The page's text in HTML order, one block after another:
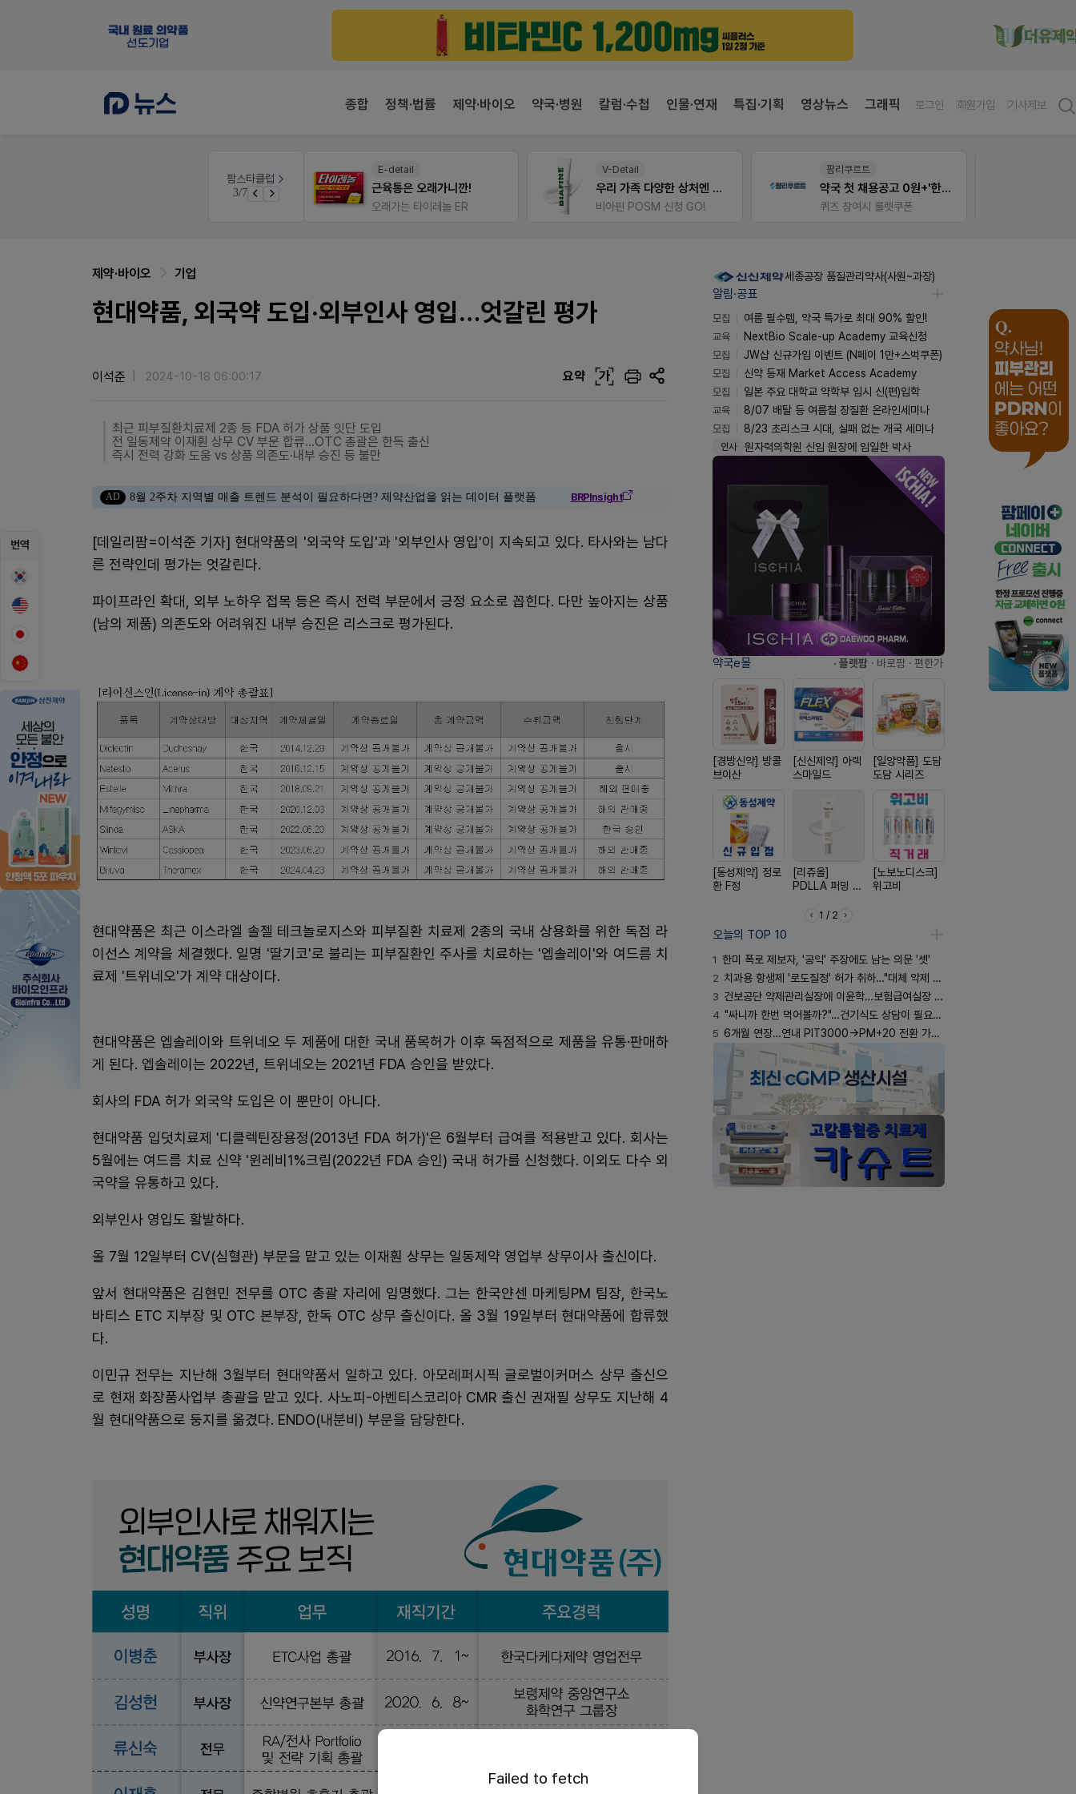
종합 정책·법률 제약·바이오 약국·병원 칼럼·수첩 인물·연재 특집·기획 영상뉴스 그래픽 로그인 회원가입 기사제보
팜스타클럽
3/7
이달의 약국 신제품(8월호)
E-detail
근육통은 오래가니깐!
오래가는 타이레놀 ER
V-Detail
우리 가족 다양한 상처엔 비아핀!
비아핀 POSM 신청 GO!
팜리쿠르트
약국 첫 채용공고 0원+'한번 더' 무료 연장
퀴즈 참여시 룰렛쿠폰
번역
제약·바이오 기업
현대약품, 외국약 도입·외부인사 영입…엇갈린 평가
이석준 2024-10-18 06:00:17 요약 가
최근 피부질환치료제 2종 등 FDA 허가 상품 잇단 도입
전 일동제약 이재훤 상무 CV 부문 합류…OTC 총괄은 한독 출신
즉시 전력 강화 도움 vs 상품 의존도·내부 승진 등 불만
AD 8월 2주차 지역별 매출 트렌드 분석이 필요하다면? 제약산업을 읽는 데이터 플랫폼 BRPInsight
[데일리팜=이석준 기자] 현대약품의 '외국약 도입'과 '외부인사 영입'이 지속되고 있다. 타사와는 남다
른 전략인데 평가는 엇갈린다.
파이프라인 확대, 외부 노하우 접목 등은 즉시 전력 부문에서 긍정 요소로 꼽힌다. 다만 높아지는 상품
(남의 제품) 의존도와 어려워진 내부 승진은 리스크로 평가된다.
현대약품은 최근 이스라엘 솔젤 테크놀로지스와 피부질환 치료제 2종의 국내 상용화를 위한 독점 라
이선스 계약을 체결했다. 일명 '딸기코'로 불리는 피부질환인 주사를 치료하는 '엡솔레이'와 여드름 치
료제 '트위네오'가 계약 대상이다.
현대약품은 엡솔레이와 트위네오 두 제품에 대한 국내 품목허가 이후 독점적으로 제품을 유통·판매하
게 된다. 엡솔레이는 2022년, 트위네오는 2021년 FDA 승인을 받았다.
회사의 FDA 허가 외국약 도입은 이 뿐만이 아니다.
현대약품 입덧치료제 '디클렉틴장용정(2013년 FDA 허가)'은 6월부터 급여를 적용받고 있다. 회사는
5월에는 여드름 치료 신약 '윈레비1%크림(2022년 FDA 승인) 국내 허가를 신청했다. 이외도 다수 외
국약을 유통하고 있다.
외부인사 영입도 활발하다.
올 7월 12일부터 CV(심혈관) 부문을 맡고 있는 이재훤 상무는 일동제약 영업부 상무이사 출신이다.
앞서 현대약품은 김현민 전무를 OTC 총괄 자리에 임명했다. 그는 한국얀센 마케팅PM 팀장, 한국노
바티스 ETC 지부장 및 OTC 본부장, 한독 OTC 상무 출신이다. 올 3월 19일부터 현대약품에 합류했
다.
이민규 전무는 지난해 3월부터 현대약품서 일하고 있다. 아모레퍼시픽 글로벌이커머스 상무 출신으
로 현재 화장품사업부 총괄을 맡고 있다. 사노피-아벤티스코리아 CMR 출신 권재필 상무도 지난해 4
월 현대약품으로 둥지를 옮겼다. ENDO(내분비) 부문을 담당한다.
세종공장 품질관리약사(사원~과장)
알림·공표
모집
여름 필수템, 약국 특가로 최대 90% 할인!
교육
NextBio Scale-up Academy 교육신청
모집
JW샵 신규가입 이벤트 (N페이 1만+스벅쿠폰)
모집
신약 등재 Market Access Academy
모집
일본 주요 대학교 약학부 입시 신(편)입학
교육
8/07 배탈 등 여름철 장질환 온라인세미나
모집
8/23 초리스크 시대, 실패 없는 개국 세미나
인사 원자력의학원 신임 원장에 임일한 박사
약국e몰 · 플랫팜 · 바로팜 · 편한가
[경방신약] 방콜
브이산
[신신제약] 아렉
스마일드
[일양약품] 도담
도담 시리즈
[동성제약] 정로
환 F정
[리쥬올]
PDLLA 퍼밍 크
[노보노디스크]
위고비
1 / 2
오늘의 TOP 10
1 한미 폭로 제보자, '공익' 주장에도 남는 의문 '셋'
2 치과용 항생제 '로도질정' 허가 취하…"대체 약제 충분"
3 건보공단 약제관리실장에 이윤학…보험급여실장 윤유경
4 "싸니까 한번 먹어볼까?"…건기식도 상담이 필요한 이유
5 6개월 연장…연내 PIT3000→PM+20 전환 가능할까
Failed to fetch